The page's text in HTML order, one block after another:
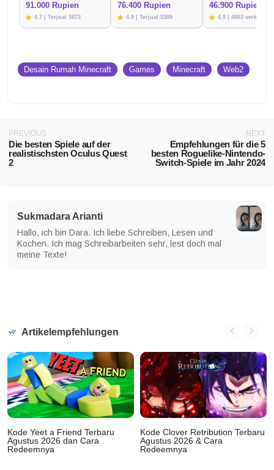
91.000 Rupien
4.7 | Terjual 5873
76.400 Rupien
4.9 | Terjual 5389
46.900 Rupien
4,9 | 4003 verkauft
Desain Rumah Minecraft Games Minecraft Web2
PREVIOUS
Die besten Spiele auf der
realistischsten Oculus Quest
2
NEXT
Empfehlungen für die 5
besten Roguelike-Nintendo-
Switch-Spiele im Jahr 2024
Sukmadara Arianti
Hallo, ich bin Dara. Ich liebe Schreiben, Lesen und
Kochen. Ich mag Schreibarbeiten sehr, lest doch mal
meine Texte!
Artikelempfehlungen
Kode Yeet a Friend Terbaru
Agustus 2026 dan Cara
Redeemnya
Kode Clover Retribution Terbaru
Agustus 2026 & Cara
Redeemnya